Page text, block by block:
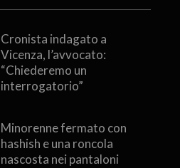
Cronista indagato a
Vicenza, l’avvocato:
“Chiederemo un
interrogatorio”
Minorenne fermato con
hashish e una roncola
nascosta nei pantaloni